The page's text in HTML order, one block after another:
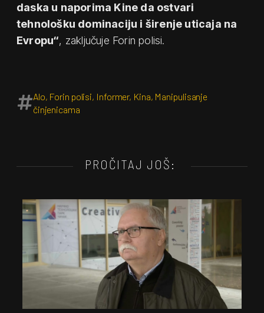
daska u naporima Kine da ostvari
tehnološku dominaciju i širenje uticaja na
Evropu“, zaključuje Forin polisi.
Alo, Forin polisi, Informer, Kina, Manipulisanje
činjenicama
PROČITAJ JOŠ: